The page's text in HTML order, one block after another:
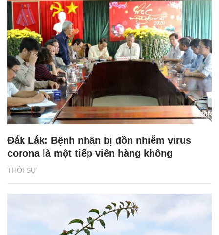
THỜI SỰ
Đắk Lắk: Bệnh nhân bị đồn nhiễm virus
corona là một tiếp viên hàng không